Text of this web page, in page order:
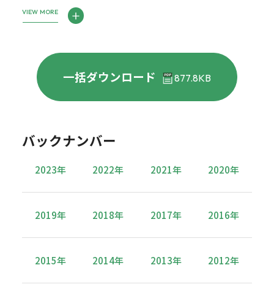
VIEW MORE
一括ダウンロード 877.8KB
バックナンバー
2023年 2022年 2021年 2020年
2019年 2018年 2017年 2016年
2015年 2014年 2013年 2012年